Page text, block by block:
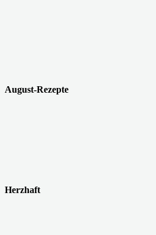
August-Rezepte
Herzhaft